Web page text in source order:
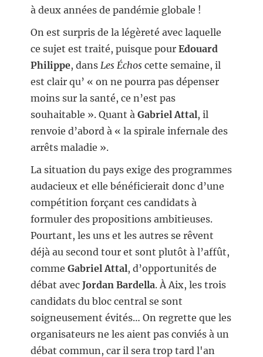
à deux années de pandémie globale !
On est surpris de la légèreté avec laquelle
ce sujet est traité, puisque pour Edouard
Philippe, dans Les Échos cette semaine, il
est clair qu’ « on ne pourra pas dépenser
moins sur la santé, ce n’est pas
souhaitable ». Quant à Gabriel Attal, il
renvoie d’abord à « la spirale infernale des
arrêts maladie ».
La situation du pays exige des programmes
audacieux et elle bénéficierait donc d’une
compétition forçant ces candidats à
formuler des propositions ambitieuses.
Pourtant, les uns et les autres se rêvent
déjà au second tour et sont plutôt à l’affût,
comme Gabriel Attal, d’opportunités de
débat avec Jordan Bardella. À Aix, les trois
candidats du bloc central se sont
soigneusement évités… On regrette que les
organisateurs ne les aient pas conviés à un
débat commun, car il sera trop tard l'an